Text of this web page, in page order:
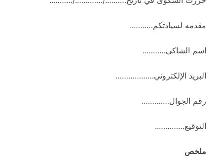
مقدمه لسيادتكم………..
اسم الشاكي………..
البريد الإلكتروني………………
رقم الجوال………….
التوقيع…………..
ملخص